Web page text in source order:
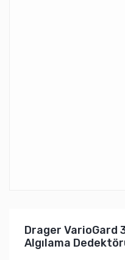
Drager VarioGard
Algılama